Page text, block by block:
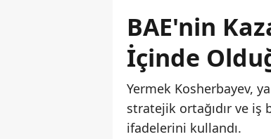
BAE'nin
İçinde
Yermek Kosherbayev,
stratejik ortağıdır ve
ifadelerini kullandı.